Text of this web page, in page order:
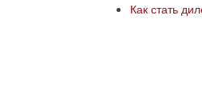
Как стать